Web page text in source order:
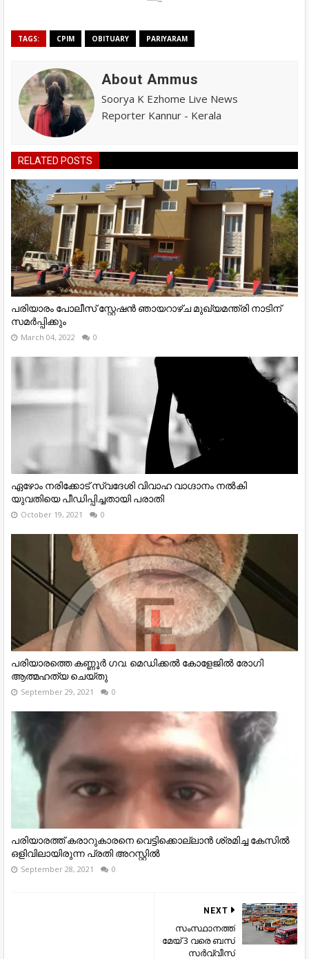
TAGS: CPIM OBITUARY PARIYARAM
About Ammus
Soorya K Ezhome Live News
Reporter Kannur - Kerala
RELATED POSTS
പരിയാരം പോലീസ് സ്റ്റേഷൻ ഞായറാഴ്ച മുഖ്യമന്ത്രി നാടിന്
സമർപ്പിക്കും
March 04, 2022 0
ഏഴോം നരിക്കോട് സ്വദേശി വിവാഹ വാഗ്ദാനം നൽകി
യുവതിയെ പീഡിപ്പിച്ചതായി പരാതി
October 19, 2021 0
പരിയാരത്തെ കണ്ണൂർ ഗവ. മെഡിക്കൽ കോളേജിൽ രോഗി
ആത്മഹത്യ ചെയ്തു
September 29, 2021 0
പരിയാരത്ത് കരാറുകാരനെ വെട്ടിക്കൊല്ലാൻ ശ്രമിച്ച കേസിൽ
ഒളിവിലായിരുന്ന പ്രതി അറസ്റ്റിൽ
September 28, 2021 0
NEXT
സംസ്ഥാനത്ത്
മേയ് 3 വരെ ബസ്
സര്‍വ്വീസ്